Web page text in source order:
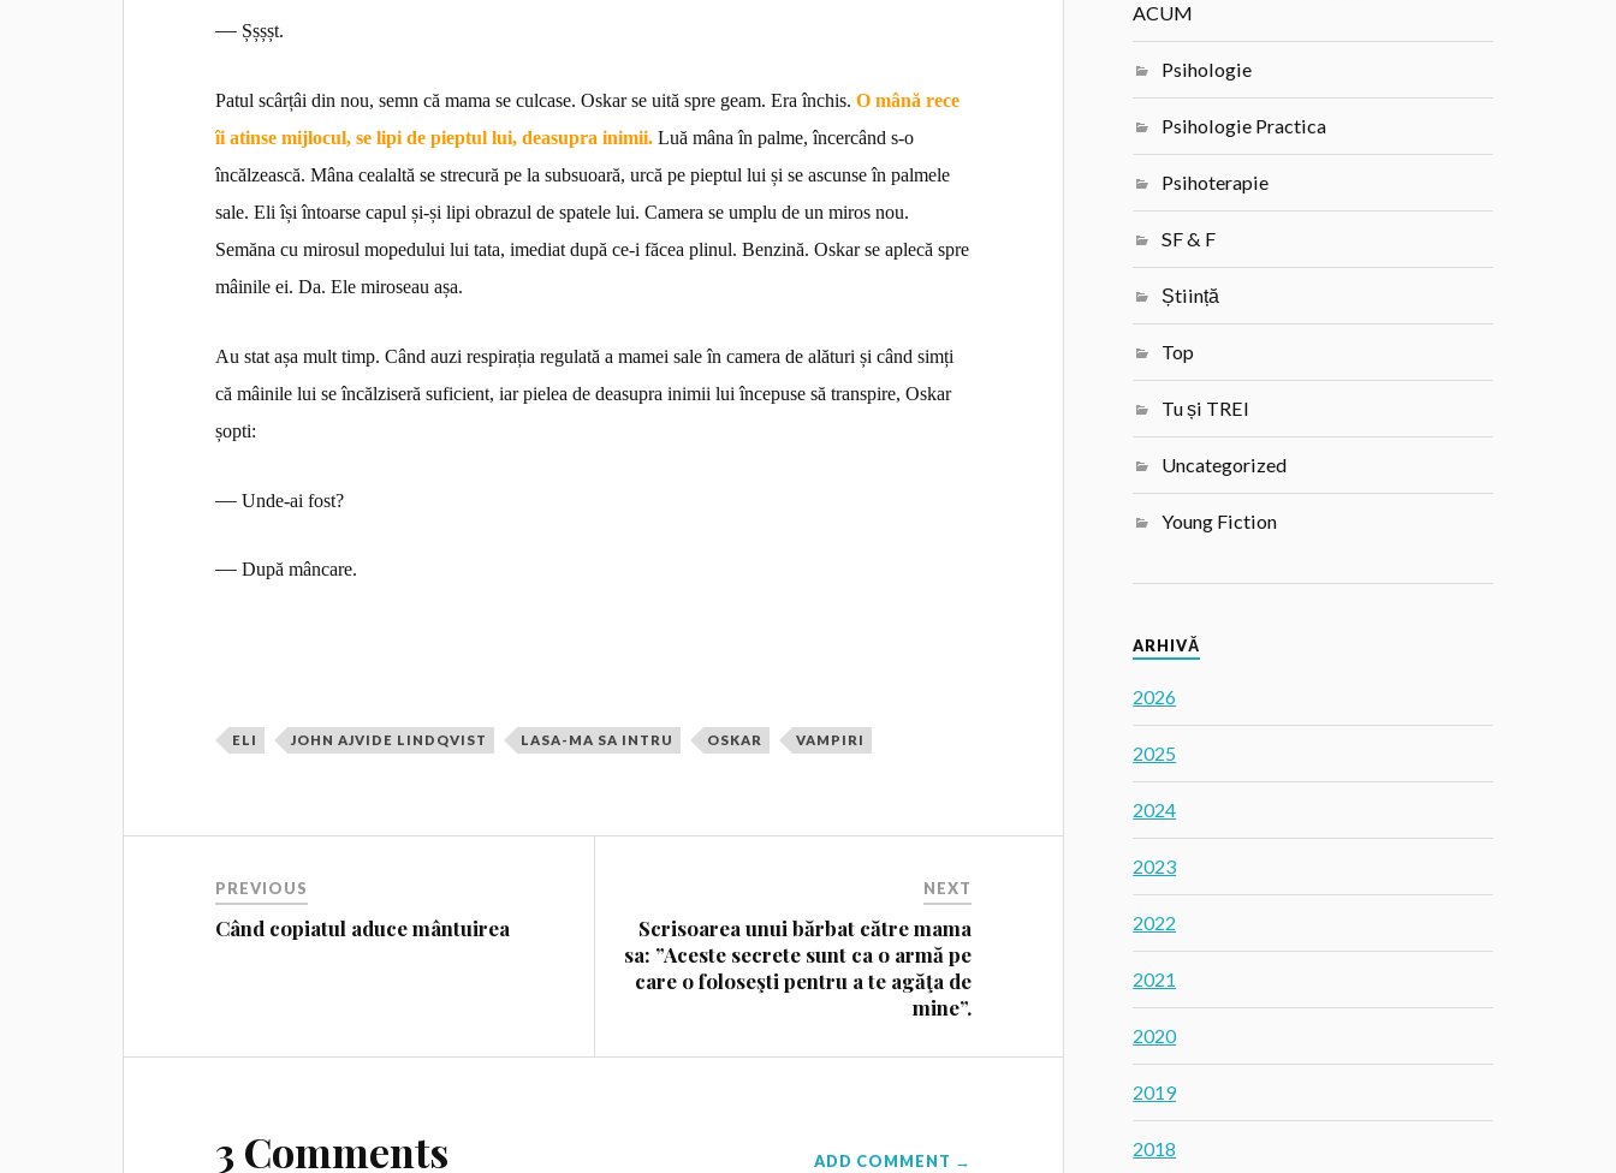
— Șșșșt.
Patul scârțâi din nou, semn că mama se culcase. Oskar se uită spre geam. Era închis. O mână rece
îi atinse mijlocul, se lipi de pieptul lui, deasupra inimii. Luă mâna în palme, încercând s-o
încălzească. Mâna cealaltă se strecură pe la subsuoară, urcă pe pieptul lui și se ascunse în palmele
sale. Eli își întoarse capul și-și lipi obrazul de spatele lui. Camera se umplu de un miros nou.
Semăna cu mirosul mopedului lui tata, imediat după ce-i făcea plinul. Benzină. Oskar se aplecă spre
mâinile ei. Da. Ele miroseau așa.
Au stat așa mult timp. Când auzi respirația regulată a mamei sale în camera de alături și când simți
că mâinile lui se încălziseră suficient, iar pielea de deasupra inimii lui începuse să transpire, Oskar
șopti:
—Unde-ai fost?
—După mâncare.
ELI JOHN AJVIDE LINDQVIST LASA-MA SA INTRU OSKAR VAMPIRI
PREVIOUS
Când copiatul aduce mântuirea
NEXT
Scrisoarea unui bărbat către mama
sa: ”Aceste secrete sunt ca o armă pe
care o foloseşti pentru a te agăţa de
mine”.
3 Comments ADD COMMENT →
ACUM
Psihologie
Psihologie Practica
Psihoterapie
SF & F
Știință
Top
Tu și TREI
Uncategorized
Young Fiction
ARHIVĂ
2026
2025
2024
2023
2022
2021
2020
2019
2018